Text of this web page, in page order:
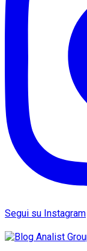
Segui su Instagram